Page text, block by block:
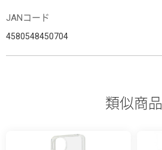
JANコード
4580548450704
類似商品